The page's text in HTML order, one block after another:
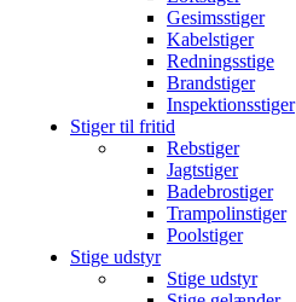
Gesimsstiger
Kabelstiger
Redningsstige
Brandstiger
Inspektionsstiger
Stiger til fritid
Rebstiger
Jagtstiger
Badebrostiger
Trampolinstiger
Poolstiger
Stige udstyr
Stige udstyr